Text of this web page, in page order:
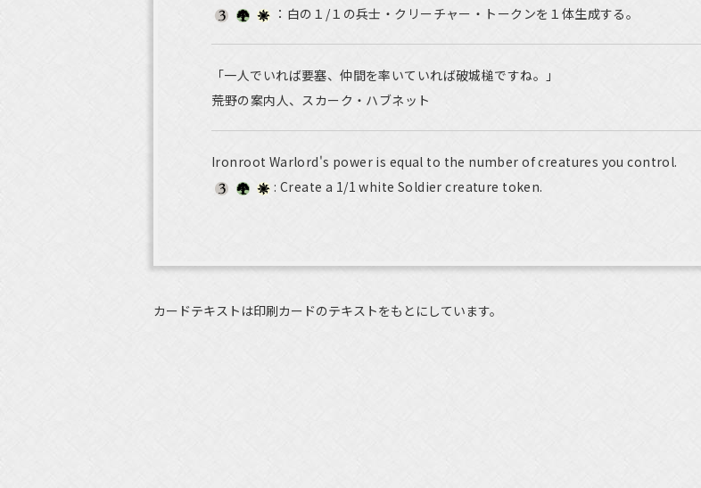
：白の１/１の兵士・クリーチャー・トークンを１体生成する。
「一人でいれば要塞、仲間を率いていれば破城槌ですね。」
――荒野の案内人、スカーク・ハブネット
Ironroot Warlord's power is equal to the number of creatures you control.
: Create a 1/1 white Soldier creature token.
カードテキストは印刷カードのテキストをもとにしています。